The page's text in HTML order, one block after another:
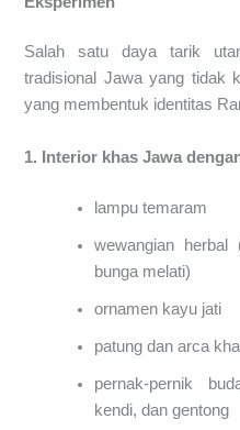
Salah satu daya tarik
tradisional Jawa yang tidak
yang membentuk identitas
1. Interior khas Jawa
lampu temaram
wewangian herbal
bunga melati)
ornamen kayu jati
patung dan arca
pernak-pernik
kendi, dan gentong